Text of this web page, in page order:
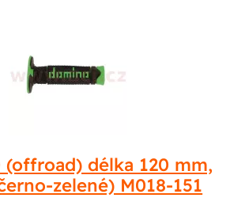
délka 120 mm,
zelené) M018-151